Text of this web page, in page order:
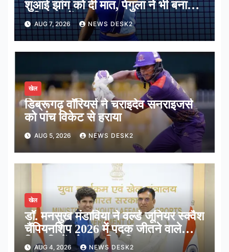
शुआई झांग को दी मात, पेगुला ने भी बनाई
अंतिम 16 में जगह
AUG 7, 2026 NEWS DESK2
खेल
डिब्रूगढ़ वॉरियर्स ने चराइदेव सनराइजर्स
को पांच विकेट से हराया
AUG 5, 2026 NEWS DESK2
खेल
डॉ. मनसुख मंडाविया ने वर्ल्ड जूनियर स्क्वैश
चैंपियनशिप 2026 में पदक जीतने वाले
खिलाड़ियों को सम्मानित किया
AUG 4, 2026 NEWS DESK2